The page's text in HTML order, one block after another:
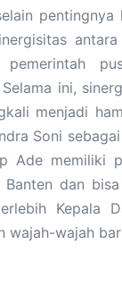
pentingnya
pemerintah
ini,
menjadi
Soni
Ade memiliki
dan
Kepala
wajah-wajah